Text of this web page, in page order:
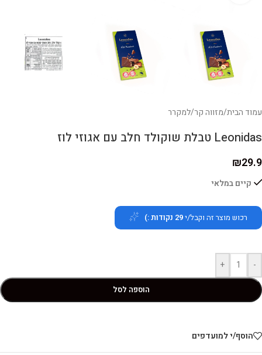
עמוד הבית/מזווה קר/למקרר
Leonidas טבלת שוקולד חלב עם אגוזי לוז
₪29.9
קיים במלאי
רכוש מוצר זה וקבל/י29 נקודות :)
-
+
הוספה לסל
הוסף/י למועדפים